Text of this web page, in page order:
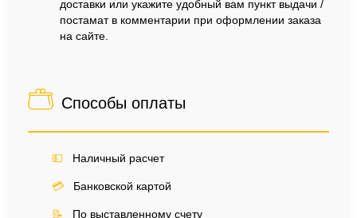
доставки или укажите удобный вам пункт выдачи /
постамат в комментарии при оформлении заказа
на сайте.
Способы оплаты
💵 Наличный расчет
💳 Банковской картой
📝 По выставленному счету